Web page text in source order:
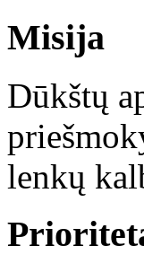
Misija
Dūkštų
lenkų